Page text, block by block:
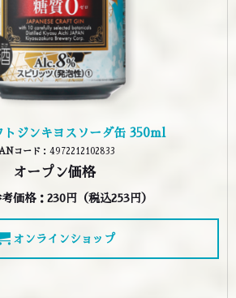
トジンキヨスソーダ缶 350ml
コード：4972212102833
オープン価格
価格： 230円（税込253円）
オンラインショップ